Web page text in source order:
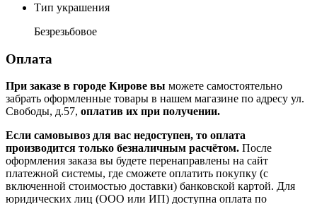
Тип украшения
Безрезьбовое
Оплата
При заказе в городе Кирове вы можете самостоятельно
забрать оформленные товары в нашем магазине по адресу ул.
Свободы, д.57, оплатив их при получении.
Если самовывоз для вас недоступен, то оплата
производится только безналичным расчётом. После
оформления заказа вы будете перенаправлены на сайт
платежной системы, где сможете оплатить покупку (с
включенной стоимостью доставки) банковской картой. Для
юридических лиц (ООО или ИП) доступна оплата по